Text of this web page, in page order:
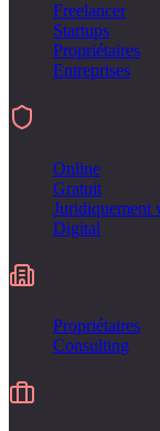
Freelancer
Startups
Propriétaires
Entreprises
Online
Gratuit
Juridiquement
Digital
Propriétaires
Consulting